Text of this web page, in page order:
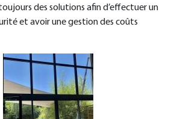
des solutions afin d’effectuer un
et avoir une gestion des coûts